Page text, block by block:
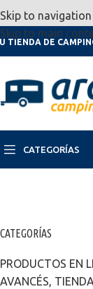
Skip to navigation
Skip to main
TIENDA DE
CATEGORÍAS
CATEGORÍAS
PRODUCTOS EN
AVANCÉS,